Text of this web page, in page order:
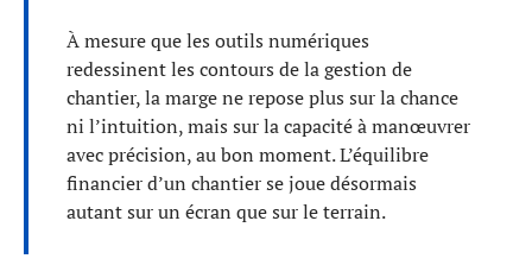
À mesure que les outils numériques
redessinent les contours de la gestion de
chantier, la marge ne repose plus sur la chance
ni l’intuition, mais sur la capacité à manœuvrer
avec précision, au bon moment. L’équilibre
financier d’un chantier se joue désormais
autant sur un écran que sur le terrain.